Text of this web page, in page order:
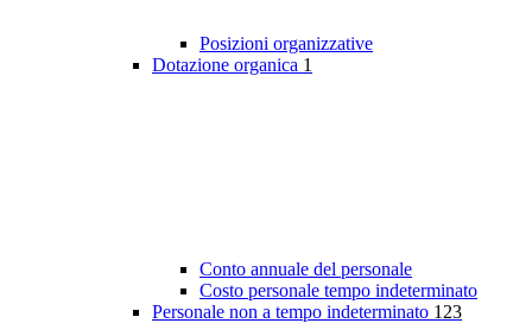
Posizioni organizzative
Dotazione organica 1
Conto annuale del personale
Costo personale tempo indeterminato
Personale non a tempo indeterminato 123